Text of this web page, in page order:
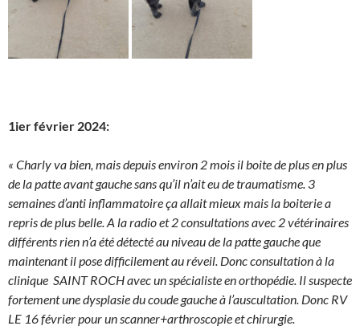
1ier février 2024:
« Charly va bien, mais depuis environ 2 mois il boite de plus en plus
de la patte avant gauche sans qu’il n’ait eu de traumatisme. 3
semaines d’anti inflammatoire ça allait mieux mais la boiterie a
repris de plus belle. A la radio et 2 consultations avec 2 vétérinaires
différents rien n’a été détecté au niveau de la patte gauche que
maintenant il pose difficilement au réveil. Donc consultation à la
clinique SAINT ROCH avec un spécialiste en orthopédie. Il suspecte
fortement une dysplasie du coude gauche à l’auscultation. Donc RV
LE 16 février pour un scanner+arthroscopie et chirurgie.